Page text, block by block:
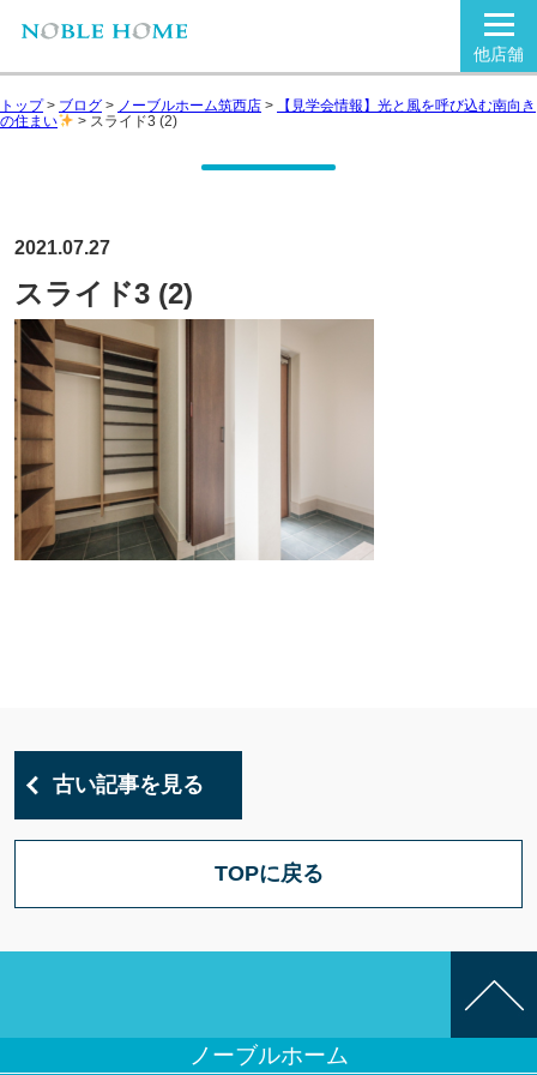
他店舗
トップ> ブログ > ノーブルホーム筑西店 >
【見学会情報】光と風を呼び込む南向き
の住まい
> スライド3 (2)
2021.07.27
スライド3 (2)
古い記事を見る
TOPに戻る
ノーブルホーム